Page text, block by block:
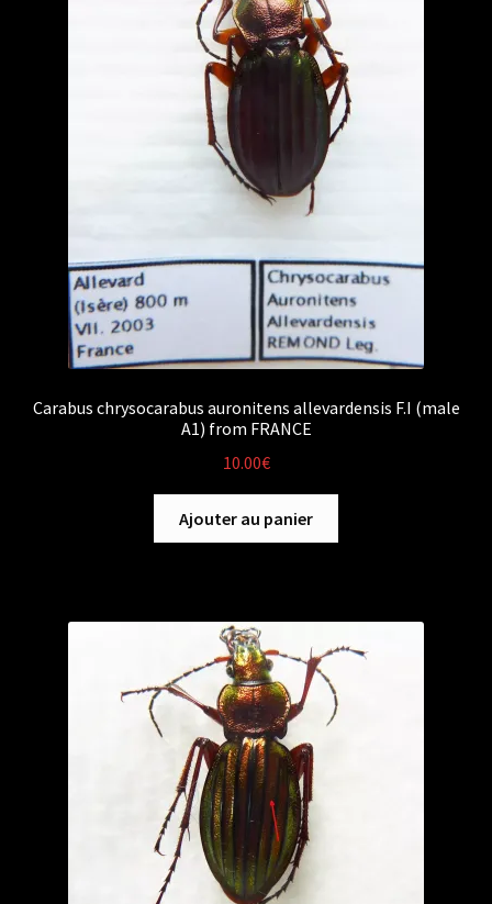
Carabus chrysocarabus auronitens allevardensis F.I (male
A1) from FRANCE
10.00€
Ajouter au panier